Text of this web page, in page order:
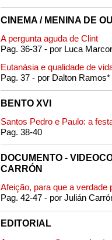
CINEMA / MENINA DE
A pergunta aguda de Clint
Pag. 36-37 - por Luca
Eutanásia e qualidade de
Pag. 37 - por Dalton Ramos*
BENTO XVI
Santos Pedro e Paulo: a
Pag. 38-40
DOCUMENTO -
CARRÓN
Afeição, para que a verdade
Pag. 42-47 - por Julián
EDITORIAL